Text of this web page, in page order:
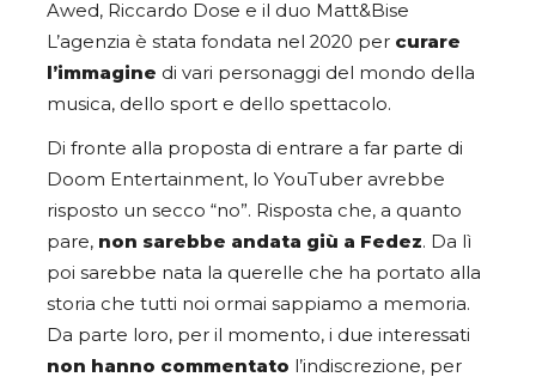
Awed, Riccardo Dose e il duo Matt&Bise
L’agenzia è stata fondata nel 2020 per curare
l’immagine di vari personaggi del mondo della
musica, dello sport e dello spettacolo.
Di fronte alla proposta di entrare a far parte di
Doom Entertainment, lo YouTuber avrebbe
risposto un secco “no”. Risposta che, a quanto
pare, non sarebbe andata giù a Fedez. Da lì
poi sarebbe nata la querelle che ha portato alla
storia che tutti noi ormai sappiamo a memoria.
Da parte loro, per il momento, i due interessati
non hanno commentato l’indiscrezione, per